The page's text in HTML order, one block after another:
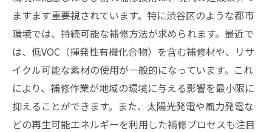
ますます重要視されています。特に渋谷区のような都市
環境では、持続可能な補修方法が求められます。最近で
は、低VOC（揮発性有機化合物）を含む補修材や、リサ
イクル可能な素材の使用が一般的になっています。これ
により、補修作業が地域の環境に与える影響を最小限に
抑えることができます。また、太陽光発電や風力発電な
どの再生可能エネルギーを利用した補修プロセスも注目